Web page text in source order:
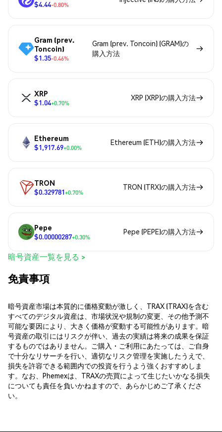
$4.44-0.80%
Gram (prev.
Toncoin)
$1.35-0.46%
Gram (prev. Toncoin) (GRAM)の
購入方法
XRP
$1.04+0.70%
XRP (XRP)の購入方法
Ethereum
$1,917.69+0.00%
Ethereum (ETH)の購入方法
TRON
$0.329781+0.70%
TRON (TRX)の購入方法
Pepe
$0.00000287+0.30%
Pepe (PEPE)の購入方法
暗号資産一覧を見る >
免責事項
暗号資産市場は本質的に価格変動が激しく、TRAX (TRAX)を含む
すべてのデジタル資産は、市場状況や規制の変更、その他予測不
可能な要因により、大きく価格が変動する可能性があります。暗
号資産の取引にはリスクが伴い、過去の実績は将来の成果を保証
するものではありません。ご購入・ご利用にあたっては、ご自身
で十分なリサーチを行い、適切なリスク管理を実施したうえで、
損失を許容できる範囲内での投資を行うよう強くおすすめしま
す。なお、Phemexは、TRAXの売買によって生じたいかなる損失
についても責任を負いかねますので、あらかじめご了承くださ
い。